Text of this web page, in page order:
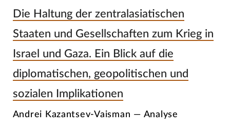
Die Haltung der zentralasiatischen
Staaten und Gesellschaften zum Krieg in
Israel und Gaza. Ein Blick auf die
diplomatischen, geopolitischen und
sozialen Implikationen
Andrei Kazantsev-Vaisman — Analyse